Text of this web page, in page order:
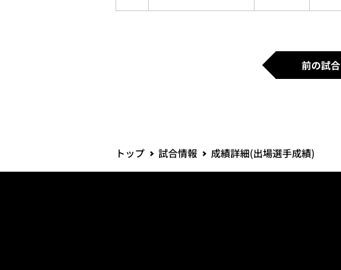
前の試合
トップ 試合情報 成績詳細(出場選手成績)